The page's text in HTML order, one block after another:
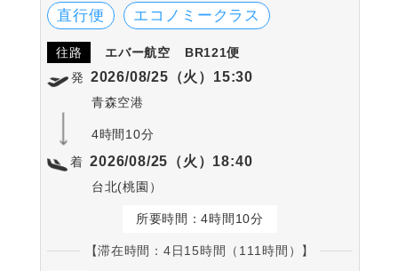
直行便 エコノミークラス
往路 エバー航空
BR121便
発 2026/08/25（火）15:30
青森空港
4時間10分
着 2026/08/25（火）18:40
台北(桃園）
所要時間：4時間10分
【滞在時間：4日15時間（111時間）】